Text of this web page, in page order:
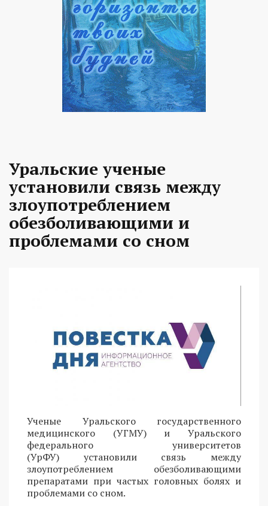
Уральские ученые
установили связь между
злоупотреблением
обезболивающими и
проблемами со сном
Ученые Уральского государственного
медицинского (УГМУ) и Уральского
федерального университетов
(УрФУ) установили связь между
злоупотреблением обезболивающими
препаратами при частых головных болях и
проблемами со сном.